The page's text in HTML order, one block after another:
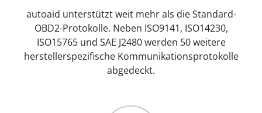
autoaid unterstützt weit mehr als die Standard-
OBD2-Protokolle. Neben ISO9141, ISO14230,
ISO15765 und SAE J2480 werden 50 weitere
herstellerspezifische Kommunikationsprotokolle
abgedeckt.